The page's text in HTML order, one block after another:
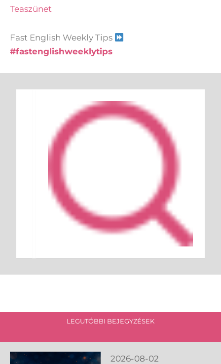
Teaszünet
Fast English Weekly Tips
#fastenglishweeklytips
LEGUTÓBBI BEJEGYZÉSEK
2026-08-02